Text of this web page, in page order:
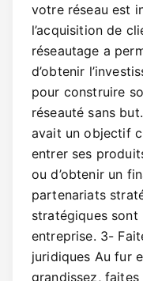
votre réseau est
l’acquisition de
réseautage a
d’obtenir
pour construire
réseauté sans
avait un objectif
entrer ses
ou d’obtenir un
partenariats
stratégiques sont
entreprise. 3-
juridiques Au fur
grandissez,